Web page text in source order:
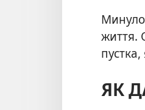
Минуло
життя.
ЯК